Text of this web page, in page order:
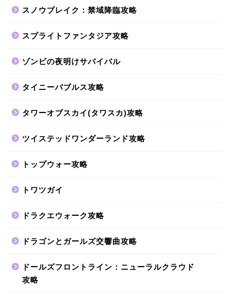
スノウブレイク：禁域降臨攻略
スプライトファンタジア攻略
ゾンビの夜明けサバイバル
タイニーバブルス攻略
タワーオブスカイ(タワスカ)攻略
ツイステッドワンダーランド攻略
トップウォー攻略
トワツガイ
ドラクエウォーク攻略
ドラゴンとガールズ交響曲攻略
ドールズフロントライン：ニューラルクラウド
攻略